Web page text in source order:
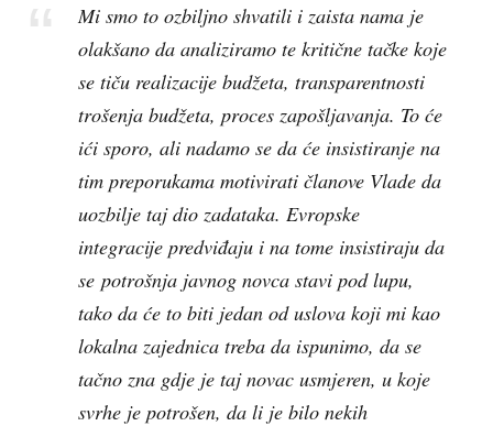
Mi smo to ozbiljno shvatili i zaista nama je
olakšano da analiziramo te kritične tačke koje
se tiču realizacije budžeta, transparentnosti
trošenja budžeta, proces zapošljavanja. To će
ići sporo, ali nadamo se da će insistiranje na
tim preporukama motivirati članove Vlade da
uozbilje taj dio zadataka. Evropske
integracije predviđaju i na tome insistiraju da
se potrošnja javnog novca stavi pod lupu,
tako da će to biti jedan od uslova koji mi kao
lokalna zajednica treba da ispunimo, da se
tačno zna gdje je taj novac usmjeren, u koje
svrhe je potrošen, da li je bilo nekih